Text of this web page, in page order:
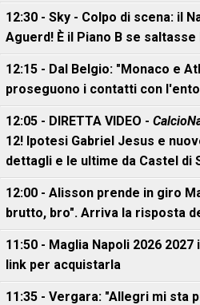
12:30 - Sky - Colpo di scena: il
Aguerd! È il Piano B se saltasse
12:15 - Dal Belgio: "Monaco e
proseguono i contatti con
12:05 - DIRETTA VIDEO -
12! Ipotesi Gabriel Jesus e
dettagli e le ultime da Castel di
12:00 - Alisson prende in giro
brutto, bro". Arriva la risposta
11:50 - Maglia Napoli 2026
link per acquistarla
11:35 - Vergara: "Allegri mi sta